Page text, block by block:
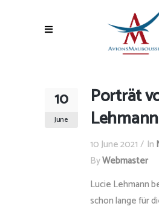
10
June
Porträt
Lehmann
10 June 2021 In
ByWebmaster
Lucie Lehmann
schon lange für